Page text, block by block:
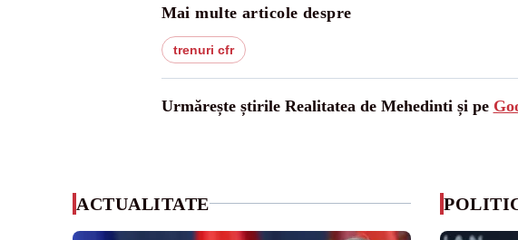
Mai multe articole despre
trenuri cfr
Urmărește știrile Realitatea de Mehedinti și pe
ACTUALITATE